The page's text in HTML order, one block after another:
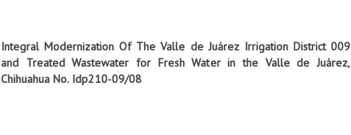
Integral Modernization Of The Valle de Juárez Irrigation District 009
and Treated Wastewater for Fresh Water in the Valle de Juárez,
Chihuahua No. Idp210-09/08